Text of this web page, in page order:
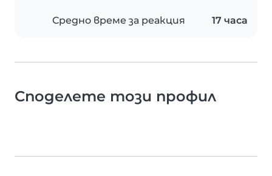
Средно време за реакция 17 часа
Споделете този профил